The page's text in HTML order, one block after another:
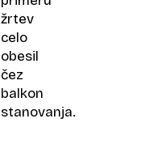
žrtev
celo
obesil
čez
balkon
stanovanja.